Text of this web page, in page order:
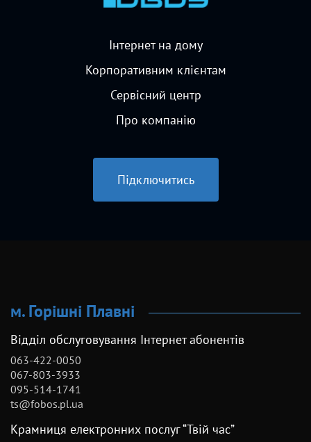
Інтернет на дому
Корпоративним клієнтам
Сервісний центр
Про компанію
Підключитись
м. Горішні Плавні
Відділ обслуговування Інтернет абонентів
063-422-0050
067-803-3933
095-514-1741
ts@fobos.pl.ua
Крамниця електронних послуг “Твій час”